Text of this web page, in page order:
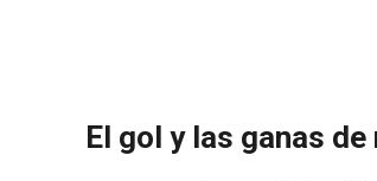
El gol y las ganas de